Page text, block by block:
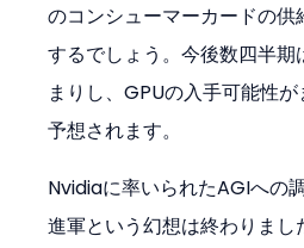
のコンシューマーカードの供
するでしょう。今後数四半
まりし、GPUの入手可能性
予想されます。
Nvidiaに率いられたAGIへの
進軍という幻想は終わりまし